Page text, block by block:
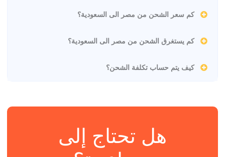
كم سعر الشحن من مصر الى السعودية؟
كم يستغرق الشحن من مصر الى السعودية؟
كيف يتم حساب تكلفة الشحن؟
هل تحتاج إلى